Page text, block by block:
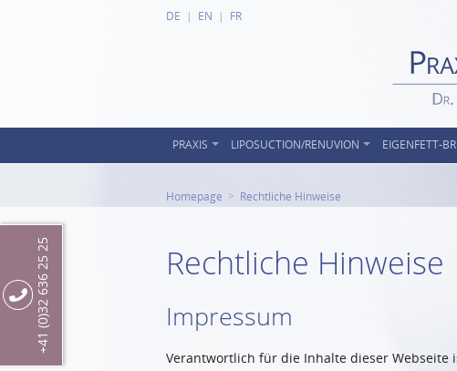
DE EN FR
PRAXIS LIPOSUCTION/RENUVION EIGENFETT-
Homepage Rechtliche Hinweise
Rechtliche Hinweise
Impressum
Verantwortlich für die Inhalte dieser Webseite
+41 (0)32 636 25 25